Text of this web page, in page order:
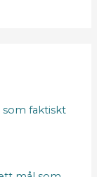
som faktiskt